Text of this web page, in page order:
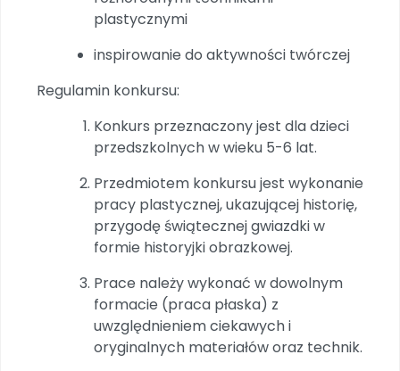
Archiwalne numery
Pomoc
Promocje
plastycznymi
inspirowanie do aktywności twórczej
Regulamin konkursu:
Konkurs przeznaczony jest dla dzieci
przedszkolnych w wieku 5-6 lat.
Przedmiotem konkursu jest wykonanie
pracy plastycznej, ukazującej historię,
przygodę świątecznej gwiazdki w
formie historyjki obrazkowej.
Prace należy wykonać w dowolnym
formacie (praca płaska) z
uwzględnieniem ciekawych i
oryginalnych materiałów oraz technik.